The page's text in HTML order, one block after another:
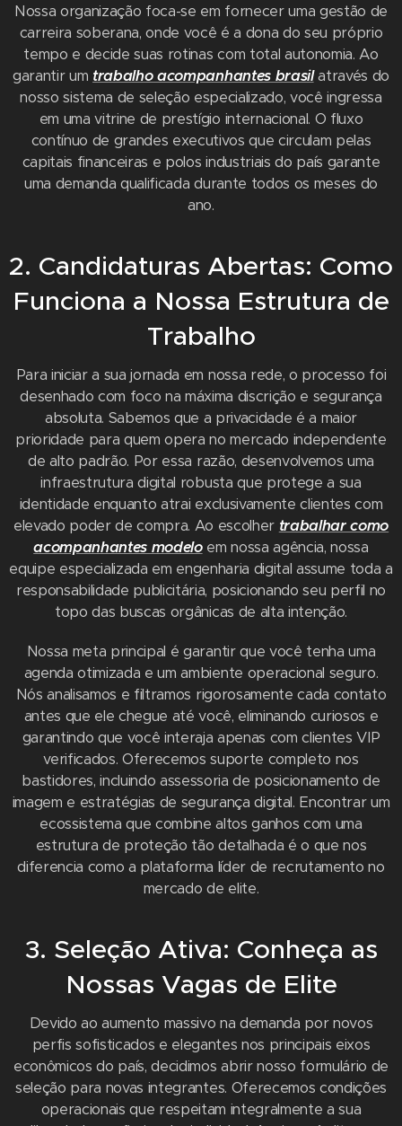
Nossa organização foca-se em fornecer uma gestão de
carreira soberana, onde você é a dona do seu próprio
tempo e decide suas rotinas com total autonomia. Ao
garantir um trabalho acompanhantes brasilatravés do
nosso sistema de seleção especializado, você ingressa
em uma vitrine de prestígio internacional. O fluxo
contínuo de grandes executivos que circulam pelas
capitais financeiras e polos industriais do país garante
uma demanda qualificada durante todos os meses do
ano.
2. Candidaturas Abertas: Como
Funciona a Nossa Estrutura de
Trabalho
Para iniciar a sua jornada em nossa rede, o processo foi
desenhado com foco na máxima discrição e segurança
absoluta. Sabemos que a privacidade é a maior
prioridade para quem opera no mercado independente
de alto padrão. Por essa razão, desenvolvemos uma
infraestrutura digital robusta que protege a sua
identidade enquanto atrai exclusivamente clientes com
elevado poder de compra. Ao escolher trabalhar como
acompanhantes modeloem nossa agência, nossa
equipe especializada em engenharia digital assume toda a
responsabilidade publicitária, posicionando seu perfil no
topo das buscas orgânicas de alta intenção.
Nossa meta principal é garantir que você tenha uma
agenda otimizada e um ambiente operacional seguro.
Nós analisamos e filtramos rigorosamente cada contato
antes que ele chegue até você, eliminando curiosos e
garantindo que você interaja apenas com clientes VIP
verificados. Oferecemos suporte completo nos
bastidores, incluindo assessoria de posicionamento de
imagem e estratégias de segurança digital. Encontrar um
ecossistema que combine altos ganhos com uma
estrutura de proteção tão detalhada é o que nos
diferencia como a plataforma líder de recrutamento no
mercado de elite.
3. Seleção Ativa: Conheça as
Nossas Vagas de Elite
Devido ao aumento massivo na demanda por novos
perfis sofisticados e elegantes nos principais eixos
econômicos do país, decidimos abrir nosso formulário de
seleção para novas integrantes. Oferecemos condições
operacionais que respeitam integralmente a sua